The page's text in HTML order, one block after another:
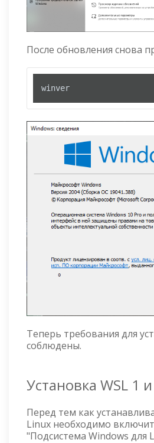
После обновления снова
winver
Теперь требования для
соблюдены.
Установка WSL 1
Перед тем как
Linux необходимо
"Подсистема Windows для